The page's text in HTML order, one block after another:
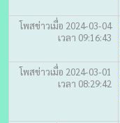
โพสข่าวเมื่อ 2024-03-04
เวลา 09:16:43
โพสข่าวเมื่อ 2024-03-01
เวลา 08:29:42